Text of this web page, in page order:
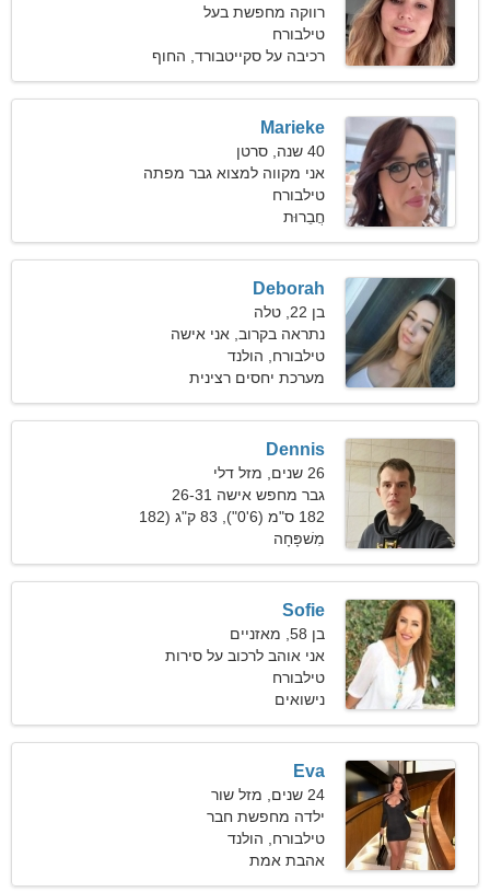
רווקה מחפשת בעל
טילבורח
רכיבה על סקייטבורד, החוף
Marieke
40 שנה, סרטן
אני מקווה למצוא גבר מפתה
טילבורח
חֲבֵרוּת
Deborah
בן 22, טלה
נתראה בקרוב, אני אישה
מקסימה
טילבורח, הולנד
מערכת יחסים רצינית
Dennis
26 שנים, מזל דלי
גבר מחפש אישה 26-31
182 ס"מ (6'0"), 83 ק"ג (182
פאונד)
מִשׁפָּחָה
Sofie
בן 58, מאזניים
אני אוהב לרכוב על סירות
ומכוניות
טילבורח
נישואים
Eva
24 שנים, מזל שור
ילדה מחפשת חבר
טילבורח, הולנד
אהבת אמת